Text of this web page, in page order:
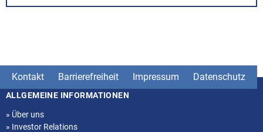
Kontakt Barrierefreiheit Impressum Datenschutz
Seitenstruktur
ALLGEMEINE INFORMATIONEN
» Über uns
» Investor Relations